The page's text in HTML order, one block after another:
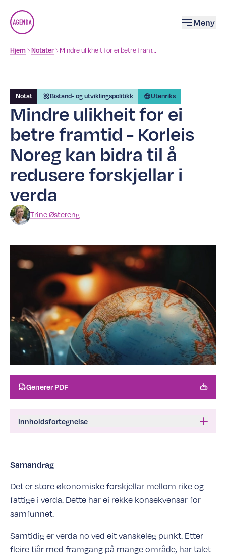
Åpne
Meny
Brødsmulesti
Hjem Notater Mindre ulikheit for ei betre framtid - Korleis Noreg kan bidra til å redusere forskjellar i verda
Notat Bistand- og utviklingspolitikk Utenriks
Mindre ulikheit for ei
betre framtid - Korleis
Noreg kan bidra til å
redusere forskjellar i
verda
TrineØstereng
Generer PDF
Innholdsfortegnelse
3.2 Fleire ekstremt fattige i verda
4 Drivarar bak den aukande ulikheita
4.2 Gjeld hindrar utvikling
4.3 Uformelt arbeid og svake vilkår for
Samandrag
Det er store økonomiske forskjellar mellom rike og
fattige i verda. Dette har ei rekke konsekvensar for
samfunnet.
Samtidig er verda no ved eit vanskeleg punkt. Etter
fleire tiår med framgang på mange område, har talet